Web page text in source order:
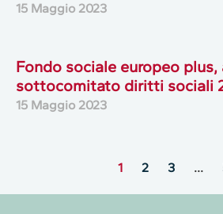
15 Maggio 2023
Fondo sociale europeo
sottocomitato diritti sociali
15 Maggio 2023
1 2 3 …